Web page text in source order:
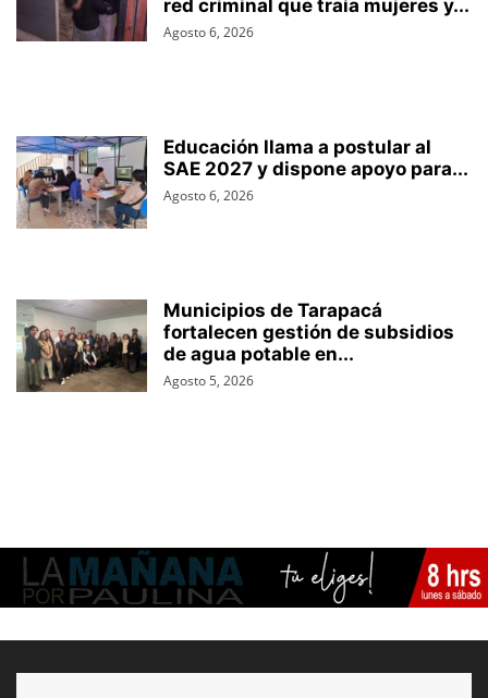
red criminal que traía mujeres y...
Agosto 6, 2026
Educación llama a postular al
SAE 2027 y dispone apoyo para...
Agosto 6, 2026
Municipios de Tarapacá
fortalecen gestión de subsidios
de agua potable en...
Agosto 5, 2026